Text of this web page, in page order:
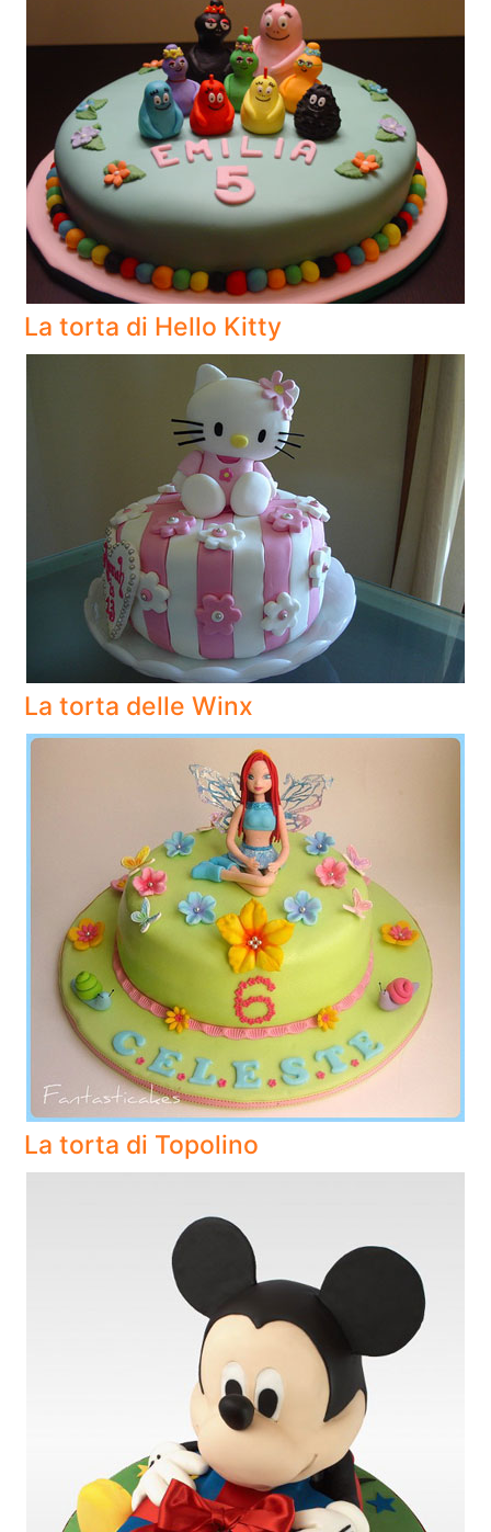
La torta di Hello Kitty
La torta delle Winx
La torta di Topolino